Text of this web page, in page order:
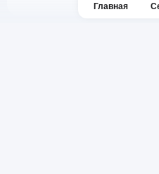
Главная